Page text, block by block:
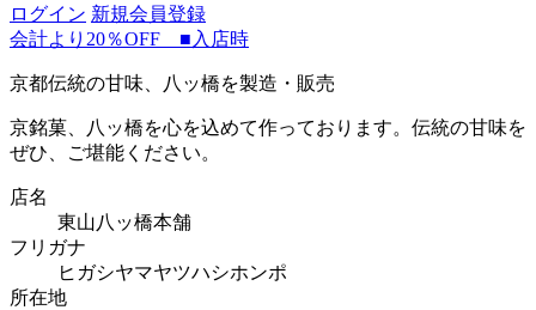
ログイン 新規会員登録
会計より20％OFF ■入店時
京都伝統の甘味、八ッ橋を製造・販売
京銘菓、八ッ橋を心を込めて作っております。伝統の甘味を
ぜひ、ご堪能ください。
店名
東山八ッ橋本舗
フリガナ
ヒガシヤマヤツハシホンポ
所在地